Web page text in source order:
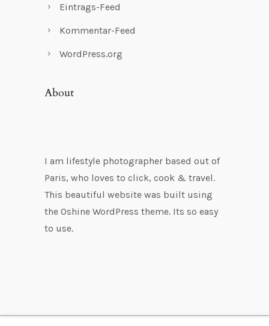
Eintrags-Feed
Kommentar-Feed
WordPress.org
About
I am lifestyle photographer based out of
Paris, who loves to click, cook & travel.
This beautiful website was built using
the Oshine WordPress theme. Its so easy
to use.